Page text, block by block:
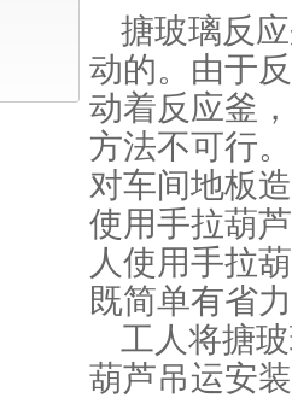
搪玻璃反
动的。由于
动着反应釜
方法不可行
对车间地板
使用手拉葫
人使用手拉
既简单有省
工人将搪
葫芦吊运安